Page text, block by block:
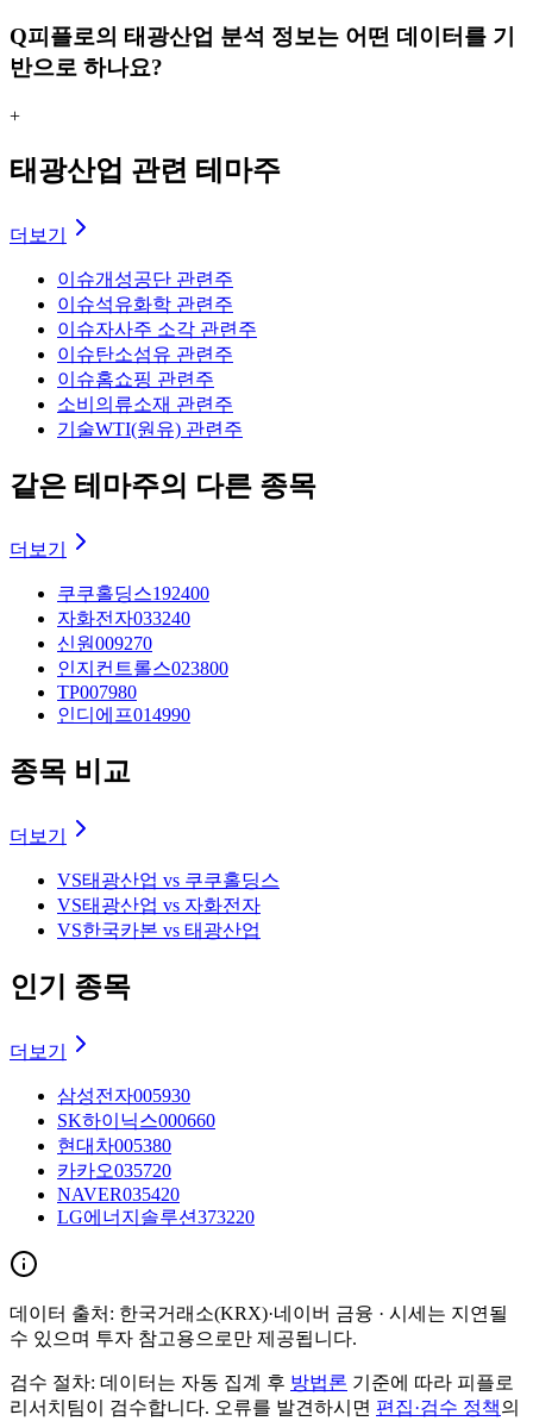
Q피플로의 태광산업 분석 정보는 어떤 데이터를 기
반으로 하나요?
+
태광산업 관련 테마주
더보기
이슈개성공단 관련주
이슈석유화학 관련주
이슈자사주 소각 관련주
이슈탄소섬유 관련주
이슈홈쇼핑 관련주
소비 의류소재 관련주
기술WTI(원유) 관련주
같은 테마주의 다른 종목
더보기
쿠쿠홀딩스192400
자화전자033240
신원009270
인지컨트롤스023800
TP007980
인디에프014990
종목 비교
더보기
VS태광산업 vs 쿠쿠홀딩스
VS태광산업 vs 자화전자
VS한국카본 vs 태광산업
인기 종목
더보기
삼성전자005930
SK하이닉스000660
현대차005380
카카오035720
NAVER035420
LG에너지솔루션373220
데이터 출처: 한국거래소(KRX)·네이버 금융 · 시세는 지연될
수 있으며 투자 참고용으로만 제공됩니다.
검수 절차: 데이터는 자동 집계 후 방법론 기준에 따라 피플로
리서치팀이 검수합니다. 오류를 발견하시면 편집·검수 정책의